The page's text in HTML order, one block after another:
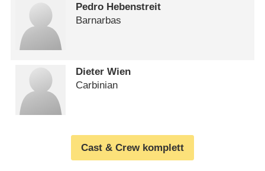
Pedro Hebenstreit
Barnarbas
Dieter Wien
Carbinian
Cast & Crew komplett